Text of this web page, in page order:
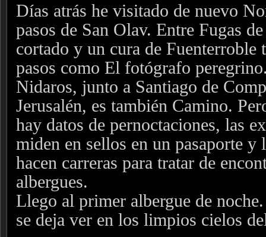
Días atrás he visitado de nuevo
pasos de San Olav. Entre Fugas
cortado y un cura de Fuenterroble
pasos como El fotógrafo
Nidaros, junto a Santiago de
Jerusalén, es también Camino.
hay datos de pernoctaciones, las
miden en sellos en un pasaporte y
hacen carreras para tratar de
albergues.
Llego al primer albergue de
se deja ver en los limpios cielos